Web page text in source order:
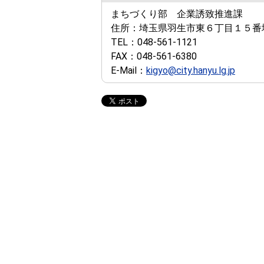
まちづくり部 企業誘致推進課
住所： 埼玉県羽生市東６丁目１５番
TEL： 048-561-1121
FAX： 048-561-6380
E-Mail： kigyo@city.hanyu.lg.jp